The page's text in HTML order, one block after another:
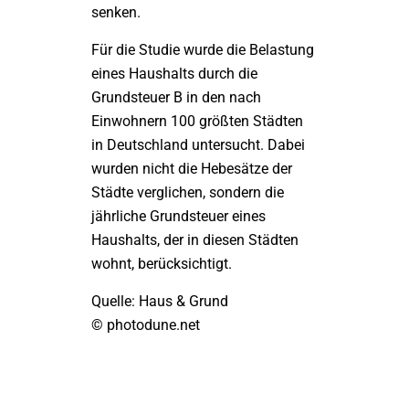
senken.
Für die Studie wurde die Belastung
eines Haushalts durch die
Grundsteuer B in den nach
Einwohnern 100 größten Städten
in Deutschland untersucht. Dabei
wurden nicht die Hebesätze der
Städte verglichen, sondern die
jährliche Grundsteuer eines
Haushalts, der in diesen Städten
wohnt, berücksichtigt.
Quelle: Haus & Grund
© photodune.net